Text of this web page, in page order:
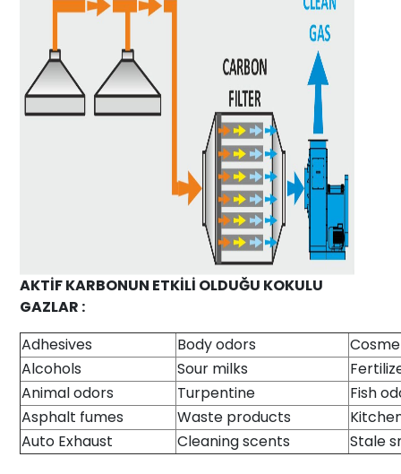
AKTİF KARBONUN ETKİLİ OLDUĞU KOKULU
GAZLAR :
Adhesives
Body odors
Alcohols
Sour milks
Animal odors
Turpentine
Fish
Asphalt fumes
Waste products
Auto Exhaust
Cleaning scents Stale